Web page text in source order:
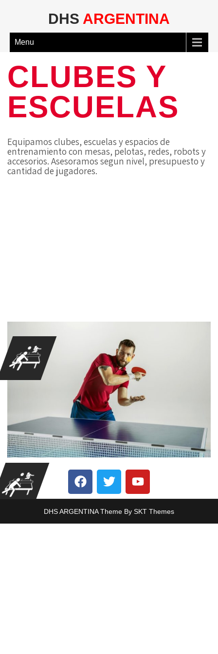
DHS ARGENTINA
Menu
CLUBES Y
ESCUELAS
Equipamos clubes, escuelas y espacios de
entrenamiento con mesas, pelotas, redes, robots y
accesorios. Asesoramos segun nivel, presupuesto y
cantidad de jugadores.
DHS ARGENTINA Theme By SKT Themes